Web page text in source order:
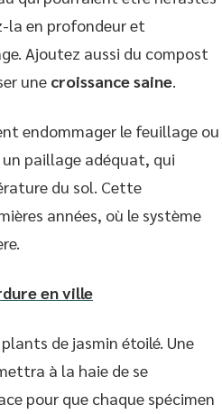
la en profondeur et
Ajoutez aussi du compost
une croissance saine
endommager le feuillage ou
un paillage adéquat, qui
du sol. Cette
années, où le système
en ville
de jasmin étoilé. Une
à la haie de se
pour que chaque spécimen